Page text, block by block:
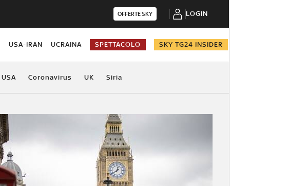
OFFERTE SKY LOGIN
USA-IRAN UCRAINA SPETTACOLO SKY TG24 INSIDER
USA Coronavirus UK Siria